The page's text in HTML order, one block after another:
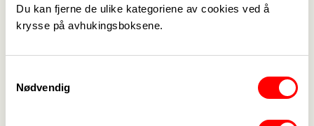
Du kan fjerne de ulike kategoriene av cookies ved å
krysse på avhukingsboksene.
Nødvendig
God Jol 23
24. november 2023 7. november 2023
Voss på Gaza-